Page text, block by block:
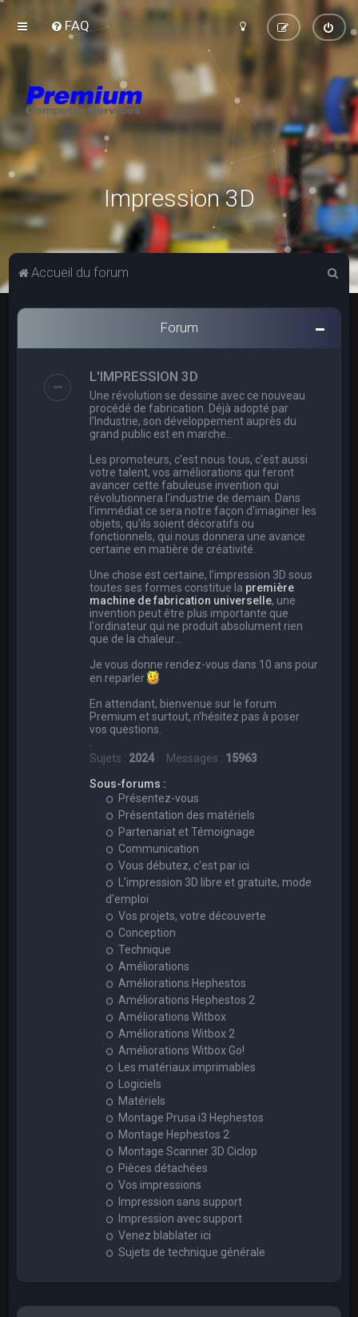
FAQ
Impression 3D
Accueil du forum
c
Forum
L'IMPRESSION 3D
Une révolution se dessine avec ce nouveau
procédé de fabrication. Déjà adopté par
l’Industrie, son développement auprès du
grand public est en marche…
Les promoteurs, c'est nous tous, c'est aussi
votre talent, vos améliorations qui feront
avancer cette fabuleuse invention qui
révolutionnera l'industrie de demain. Dans
l'immédiat ce sera notre façon d'imaginer les
objets, qu'ils soient décoratifs ou
fonctionnels, qui nous donnera une avance
certaine en matière de créativité.
Une chose est certaine, l'impression 3D sous
toutes ses formes constitue la première
machine de fabrication universelle, une
invention peut être plus importante que
l'ordinateur qui ne produit absolument rien
que de la chaleur...
Je vous donne rendez-vous dans 10 ans pour
en reparler
En attendant, bienvenue sur le forum
Premium et surtout, n'hésitez pas à poser
vos questions.
Sujets : 2024Messages : 15963
Sous-forums :
Présentez-vous
Présentation des matériels
Partenariat et Témoignage
Communication
Vous débutez, c'est par ici
L'impression 3D libre et gratuite, mode
d'emploi
Vos projets, votre découverte
Conception
Technique
Améliorations
Améliorations Hephestos
Améliorations Hephestos 2
Améliorations Witbox
Améliorations Witbox 2
Améliorations Witbox Go!
Les matériaux imprimables
Logiciels
Matériels
Montage Prusa i3 Hephestos
Montage Hephestos 2
Montage Scanner 3D Ciclop
Pièces détachées
Vos impressions
Impression sans support
Impression avec support
Venez blablater ici
Sujets de technique générale